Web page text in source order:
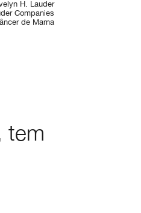
H. Lauder
Companies
de Mama
tem